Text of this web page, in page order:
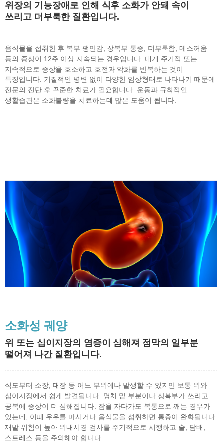
위장의 기능장애로 인해 식후 소화가 안돼 속이
쓰리고 더부룩한 질환입니다.
음식물을 섭취한 후 복부 팽만감, 상복부 통증, 더부룩함, 메스꺼움
등의 증상이 12주 이상 지속되는 경우입니다. 대개 주기적 또는
지속적으로 증상을 호소하고 호전과 악화를 반복하는 것이
특징입니다. 기질적인 병변 없이 다양한 임상형태로 나타나기 때문에
전문의 진단 후 꾸준한 치료가 필요합니다. 운동과 규칙적인
생활습관은 소화불량을 치료하는데 많은 도움이 됩니다.
소화성 궤양
위 또는 십이지장의 염증이 심해져 점막의 일부분
떨어져 나간 질환입니다.
식도부터 소장, 대장 등 어느 부위에나 발생할 수 있지만 보통 위와
십이지장에서 쉽게 발견됩니다. 명치 밑 부분이나 상복부가 쓰리고
공복에 증상이 더 심해집니다. 잠을 자다가도 복통으로 깨는 경우가
있는데, 이때 우유를 마시거나 음식물을 섭취하면 통증이 완화됩니다.
재발 위험이 높아 위내시경 검사를 주기적으로 시행하고 술, 담배,
스트레스 등을 주의해야 합니다.